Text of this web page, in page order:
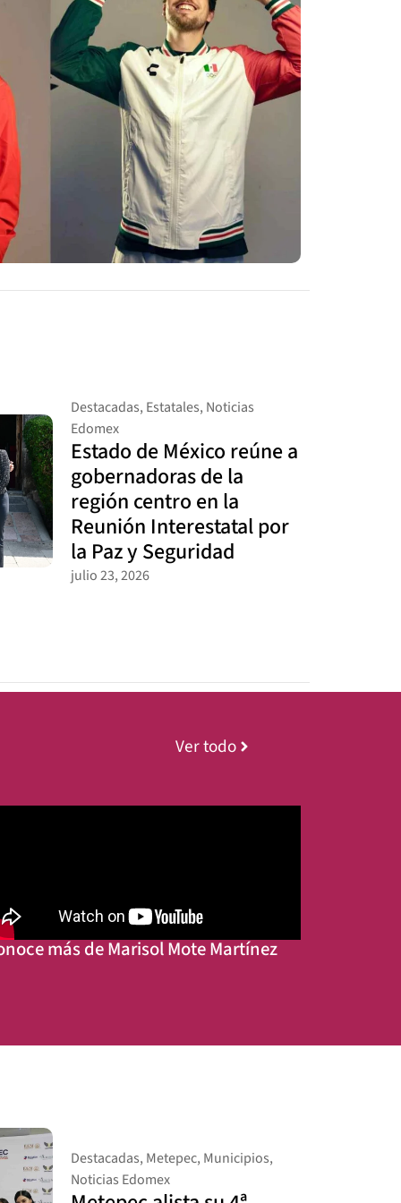
Destacadas, Estatales, Noticias
Edomex
Estado de México reúne a
gobernadoras de la
región centro en la
Reunión Interestatal por
la Paz y Seguridad
julio 23, 2026
Ver todo
más de Marisol Mote Martínez
Destacadas, Metepec, Municipios,
Noticias Edomex